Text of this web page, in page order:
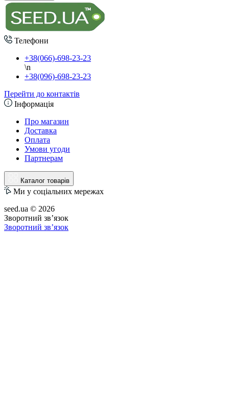
Телефони
+38(066)-698-23-23
\n
+38(096)-698-23-23
Перейти до контактів
Інформація
Про магазин
Доставка
Оплата
Умови угоди
Партнерам
Каталог товарів
Ми у соціальних мережах
seed.ua © 2026
Зворотний зв’язок
Зворотний зв’язок